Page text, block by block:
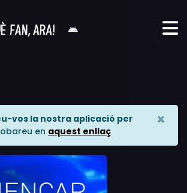
vos la nostra aplicació per
en aquest enllaç
×